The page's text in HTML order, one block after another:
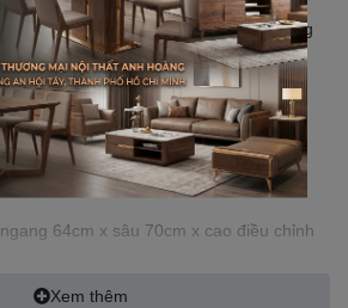
Công Thái Học Làm Việc Ngã Lưng
Thất Anh Hoàng
lắp ráp sẵn, giao nguyên kiện.
64cm x sâu 70cm x cao điều chỉnh
Xem thêm